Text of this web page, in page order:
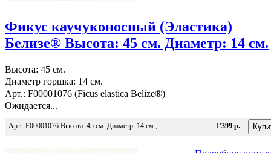
Фикус каучуконосный (Эластика)
Белизе® Высота: 45 см. Диаметр: 14 см.
Высота: 45 см.
Диаметр горшка: 14 см.
Арт.: F00001076 (Ficus elastica Belize®)
Ожидается...
Арт.: F00001076 Высота: 45 см. Диаметр: 14 см.; 1'399 р.